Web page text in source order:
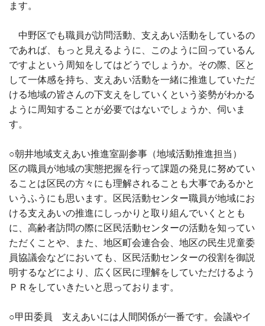
ます。
中野区でも職員が訪問活動、支えあい活動をしているの
であれば、もっと見えるように、このように回っているん
ですよという周知をしてはどうでしょうか。その際、区と
して一体感を持ち、支えあい活動を一緒に推進していただ
ける地域の皆さんの下支えをしていくという姿勢がわかる
ように周知することが必要ではないでしょうか、伺いま
す。
○朝井地域支えあい推進室副参事（地域活動推進担当）
区の職員が地域の実態把握を行って課題の発見に努めてい
ることは区民の方々にも理解されることも大事であるかと
いうふうにも思います。区民活動センター職員が地域にお
ける支えあいの推進にしっかりと取り組んでいくととも
に、高齢者訪問の際に区民活動センターの活動を知ってい
ただくことや、また、地区町会連合会、地区の民生児童委
員協議会などにおいても、区民活動センターの役割を御説
明するなどにより、広く区民に理解をしていただけるよう
ＰＲをしていきたいと思っております。
○甲田委員 支えあいには人間関係が一番です。会議やイ